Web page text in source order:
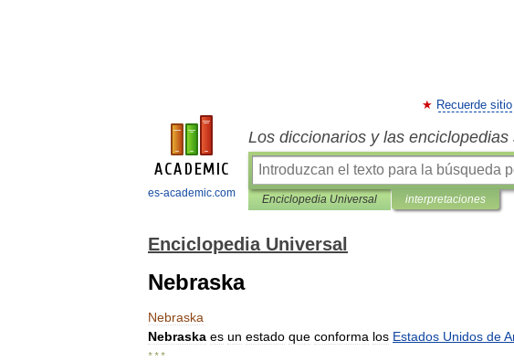
es-academic.com
Recuerde sitio
Los diccionarios y las
Enciclopedia Universal interpretaciones
Enciclopedia Universal
Nebraska
Nebraska
Nebraska es un estado que conforma los Estados Unidos de
* * *